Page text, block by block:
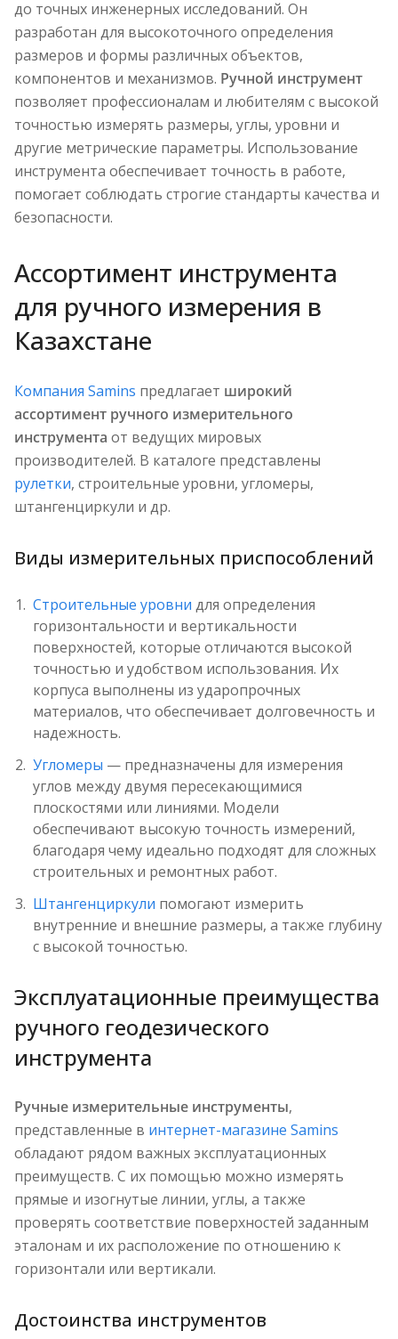
до точных инженерных исследований. Он
разработан для высокоточного определения
размеров и формы различных объектов,
компонентов и механизмов. Ручной инструмент
позволяет профессионалам и любителям с высокой
точностью измерять размеры, углы, уровни и
другие метрические параметры. Использование
инструмента обеспечивает точность в работе,
помогает соблюдать строгие стандарты качества и
безопасности.
Ассортимент инструмента
для ручного измерения в
Казахстане
Компания Samins предлагает широкий
ассортимент ручного измерительного
инструмента от ведущих мировых
производителей. В каталоге представлены
рулетки, строительные уровни, угломеры,
штангенциркули и др.
Виды измерительных приспособлений
Строительные уровни для определения
горизонтальности и вертикальности
поверхностей, которые отличаются высокой
точностью и удобством использования. Их
корпуса выполнены из ударопрочных
материалов, что обеспечивает долговечность и
надежность.
Угломеры — предназначены для измерения
углов между двумя пересекающимися
плоскостями или линиями. Модели
обеспечивают высокую точность измерений,
благодаря чему идеально подходят для сложных
строительных и ремонтных работ.
Штангенциркули помогают измерить
внутренние и внешние размеры, а также глубину
с высокой точностью.
Эксплуатационные преимущества
ручного геодезического
инструмента
Ручные измерительные инструменты,
представленные в интернет-магазине Samins
обладают рядом важных эксплуатационных
преимуществ. С их помощью можно измерять
прямые и изогнутые линии, углы, а также
проверять соответствие поверхностей заданным
эталонам и их расположение по отношению к
горизонтали или вертикали.
Достоинства инструментов